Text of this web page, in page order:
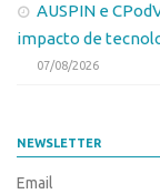
Patentes em
AUSPIN e
impacto de
07/08/2026
NEWSLETTER
Email